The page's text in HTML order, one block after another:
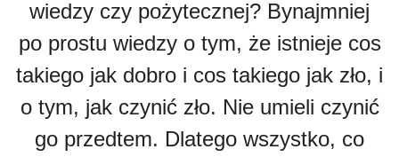
wiedzy czy pożytecznej? Bynajmniej
po prostu wiedzy o tym, że istnieje cos
takiego jak dobro i cos takiego jak zło, i
o tym, jak czynić zło. Nie umieli czynić
go przedtem. Dlatego wszystko, co